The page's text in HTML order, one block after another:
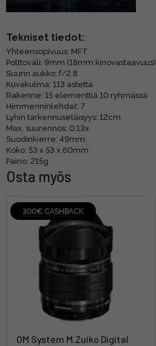
Tekniset tiedot:
Yhteensopivuus: MFT
Polttoväli: 9mm (18mm kinovastaavuus)
Suurin aukko: f/2.8
Kuvakulma: 113 astetta
Rakenne: 15 elementtiä 10 ryhmässä
Himmenninlehdet: 7
Lyhin tarkennusetäisyys: 12cm
Max. suurennos: 0.13x
Suodinkierre: 49mm
Koko: 53 x 53 x 60mm
Paino: 215g
Osta myös
300€ CASHBACK
OM System M.Zuiko Digital